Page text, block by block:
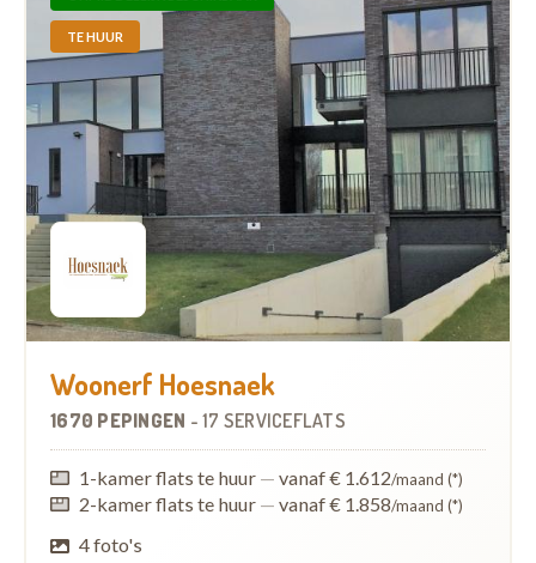
TE HUUR
Woonerf Hoesnaek
1670 PEPINGEN - 17 SERVICEFLATS
1-kamer flats te huur — vanaf € 1.612/maand (*)
2-kamer flats te huur — vanaf € 1.858/maand (*)
4 foto's